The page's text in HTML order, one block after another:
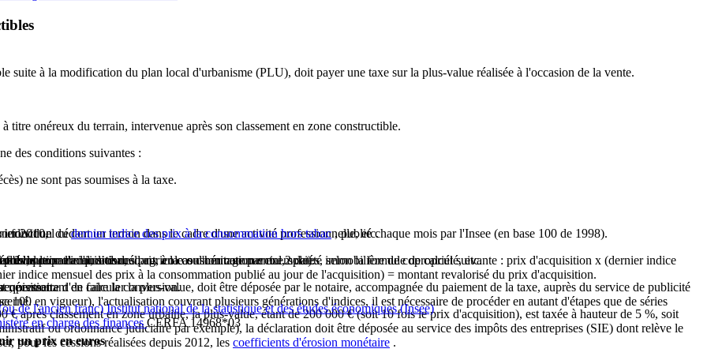
suite à la modification du plan local d'urbanisme (PLU), doit payer une taxe sur la plus-value réalisée à l'occasion de la vente.
titre onéreux du terrain, intervenue après son classement en zone constructible.
ne sont pas soumises à la taxe.
cédant un terrain dans le cadre d'une activité professionnelle, etc.
commercial, artisanal, agricole ou non commercial, société immobilière de copropriété, etc.
des conditions suivantes :
2010,
publique.
dans le patrimoine du cédant, en cas d'héritage par exemple).
nécessaire d'en faire la conversion.
un prix en euros
fois le prix d'acquisition,
après classement en zone urbaine, la plus-value, étant de 200 000 € (soit 10 fois le prix d'acquisition), est taxée à hauteur de 5 %, soit
fonction dudernier indice des prix à la consommation hors tabac, publié chaque mois par l'Insee (en base 100 de 1998).
de l'indice des prix à la consommation entre 2 dates, selon la formule de calcul suivante : prix d'acquisition x (dernier indice
indice mensuel des prix à la consommation publié au jour de l'acquisition) = montant revalorisé du prix d'acquisition.
en vigueur), l'actualisation couvrant plusieurs générations d'indices, il est nécessaire de procéder en autant d'étapes que de séries
pour les cessions réalisées depuis 2012, les coefficients d'érosion monétaire .
permettant de calculer la plus-value, doit être déposée par le notaire, accompagnée du paiement de la taxe, auprès du service de publicité
ou ordonnance judiciaire par exemple), la déclaration doit être déposée au service des impôts des entreprises (SIE) dont relève le
de l'ancien franc) Institut national de la statistique et des études économiques (Insee)
en charge des financesCERFA 14968*03